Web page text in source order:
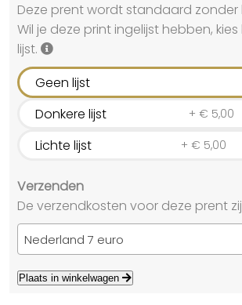
Deze prent wordt standaard zonder
Wil je deze print ingelijst hebben,
lijst.
Geen lijst
Donkere lijst
+ € 5,00
Lichte lijst + € 5,00
Verzenden
De verzendkosten voor deze prent
Nederland 7 euro
Plaats in winkelwagen